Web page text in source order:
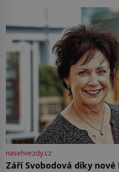
Jsme spolu moc rádi Tehdy
nasehvezdy.cz
Září Svobodová díky nové